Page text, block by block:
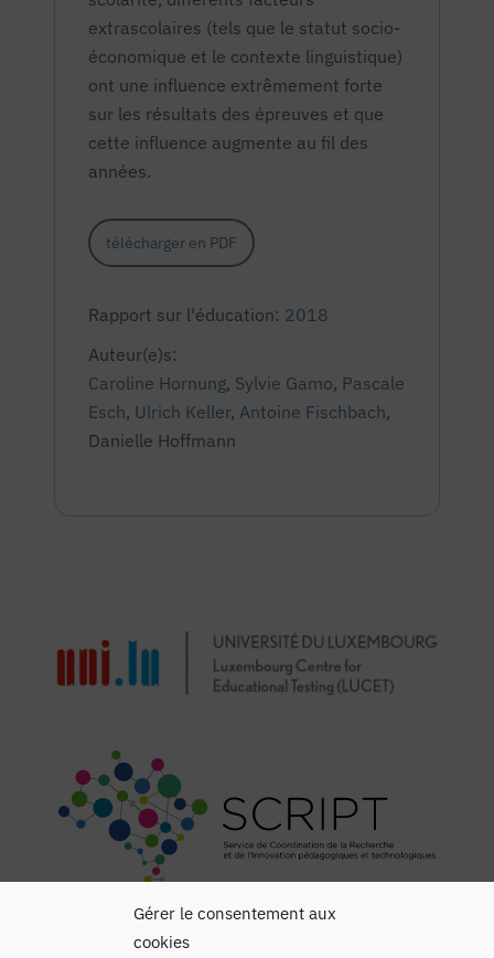
Gérer le consentement aux
cookies
extrascolaires (tels que le statut socio-
économique et le contexte linguistique)
ont une influence extrêmement forte
sur les résultats des épreuves et que
cette influence augmente au fil des
années.
télécharger en PDF
Rapport sur l'éducation: 2018
Auteur(e)s:
Caroline Hornung, Sylvie Gamo, Pascale
Esch, Ulrich Keller, Antoine Fischbach,
Danielle Hoffmann